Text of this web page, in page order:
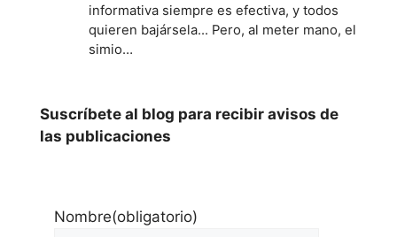
informativa siempre es efectiva, y todos
quieren bajársela... Pero, al meter mano, el
simio…
Suscríbete al blog para recibir avisos de
las publicaciones
Nombre(obligatorio)